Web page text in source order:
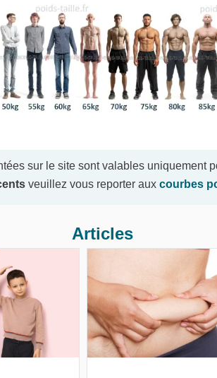
sur le site sont valables uniquement
veuillez vous reporter auxcourbes
Articles